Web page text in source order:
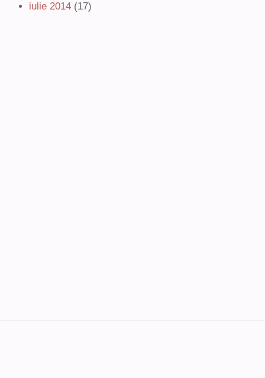
iulie 2014 (17)